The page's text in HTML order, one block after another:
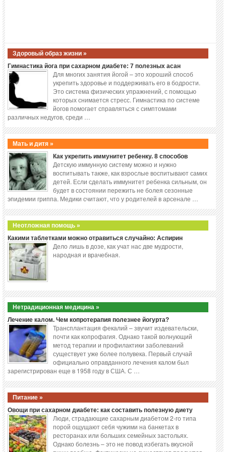
Здоровый образ жизни »
Гимнастика йога при сахарном диабете: 7 полезных асан
Для многих занятия йогой – это хороший способ
укрепить здоровье и поддерживать его в бодрости.
Это система физических упражнений, с помощью
которых снимается стресс. Гимнастика по системе
йогов помогает справляться с симптомами
различных недугов, среди …
Мать и дитя »
Как укрепить иммунитет ребенку. 8 способов
Детскую иммунную систему можно и нужно
воспитывать также, как взрослые воспитывают самих
детей. Если сделать иммунитет ребенка сильным, он
будет в состоянии пережить не болея сезонные
эпидемии гриппа. Медики считают, что у родителей в арсенале …
Неотложная помощь »
Какими таблетками можно отравиться случайно: Аспирин
Дело лишь в дозе, как учат нас две мудрости,
народная и врачебная.
Нетрадиционная медицина »
Лечение калом. Чем копротерапия полезнее йогурта?
Трансплантация фекалий – звучит издевательски,
почти как копрофагия. Однако такой волнующий
метод терапии и профилактики заболеваний
существует уже более полувека. Первый случай
официально оправданного лечения калом был
зарегистрирован еще в 1958 году в США. С …
Питание »
Овощи при сахарном диабете: как составить полезную диету
Люди, страдающие сахарным диабетом 2-го типа
порой ощущают себя чужими на банкетах в
ресторанах или больших семейных застольях.
Однако болезнь – это не повод избегать вкусной